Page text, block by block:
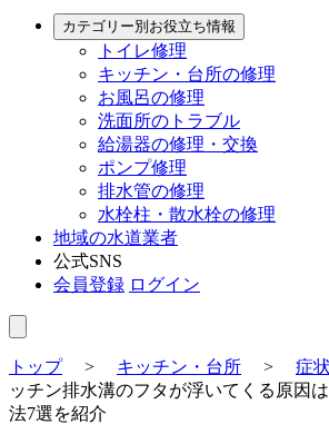
カテゴリー別お役立ち情報
トイレ修理
キッチン・台所の修理
お風呂の修理
洗面所のトラブル
給湯器の修理・交換
ポンプ修理
排水管の修理
水栓柱・散水栓の修理
地域の水道業者
公式SNS
会員登録 ログイン
トップ> キッチン・台所 > 症
ッチン排水溝のフタが浮いてくる原因
法7選を紹介